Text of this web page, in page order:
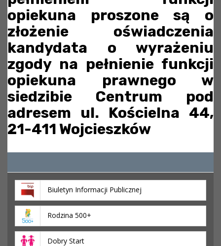
opiekuna proszone są o
złożenie oświadczenia
kandydata o wyrażeniu
zgody na pełnienie funkcji
opiekuna prawnego w
siedzibie Centrum pod
adresem ul. Kościelna 44,
21-411 Wojcieszków
Biuletyn Informacji Publicznej
Rodzina 500+
Dobry Start